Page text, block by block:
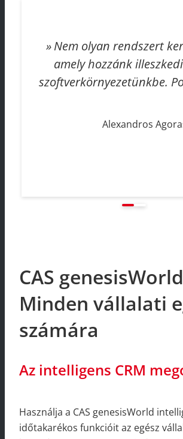
Nem olyan rendszert
amely hozzánk
szoftverkörnyezetünkbe.
Alexandros
CAS
Minden vállalati
számára
Az intelligens CRM
Használja a CAS genesisWorld
időtakarékos funkcióit az egész